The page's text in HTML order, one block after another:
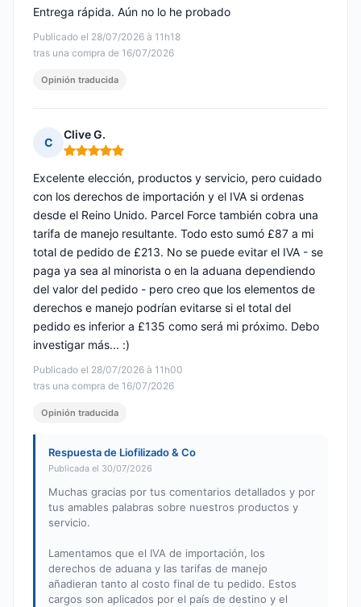
Publicado el 28/07/2026 à 11h18
tras una compra de 16/07/2026
Entrega rápida. Aún no lo he probado
Opinión traducida
C
Clive G.
Nota: 5 de 5
Publicado el 28/07/2026 à 11h00
tras una compra de 16/07/2026
Excelente elección, productos y servicio, pero cuidado
con los derechos de importación y el IVA si ordenas
desde el Reino Unido. Parcel Force también cobra una
tarifa de manejo resultante. Todo esto sumó £87 a mi
total de pedido de £213. No se puede evitar el IVA - se
paga ya sea al minorista o en la aduana dependiendo
del valor del pedido - pero creo que los elementos de
derechos e manejo podrían evitarse si el total del
pedido es inferior a £135 como será mi próximo. Debo
investigar más... :)
Opinión traducida
Respuesta de Liofilizado & Co
Publicada el 30/07/2026
Muchas gracias por tus comentarios detallados y por
tus amables palabras sobre nuestros productos y
servicio.
Lamentamos que el IVA de importación, los
derechos de aduana y las tarifas de manejo
añadieran tanto al costo final de tu pedido. Estos
cargos son aplicados por el país de destino y el